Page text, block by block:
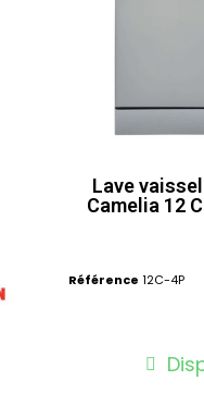
Lave
Camelia 12
Référence 12C-4P